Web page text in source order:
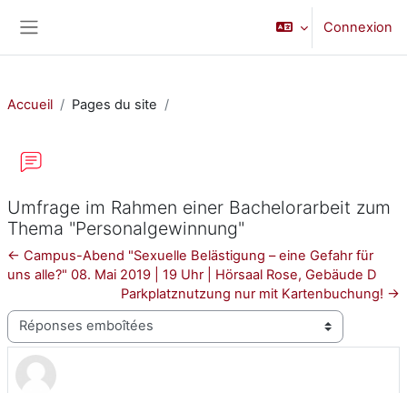
Connexion
Accueil Pages du site
Umfrage im Rahmen einer Bachelorarbeit zum
Thema "Personalgewinnung"
← Campus-Abend "Sexuelle Belästigung – eine Gefahr für
uns alle?" 08. Mai 2019 | 19 Uhr | Hörsaal Rose, Gebäude D
Parkplatznutzung nur mit Kartenbuchung! →
Type d’affichage